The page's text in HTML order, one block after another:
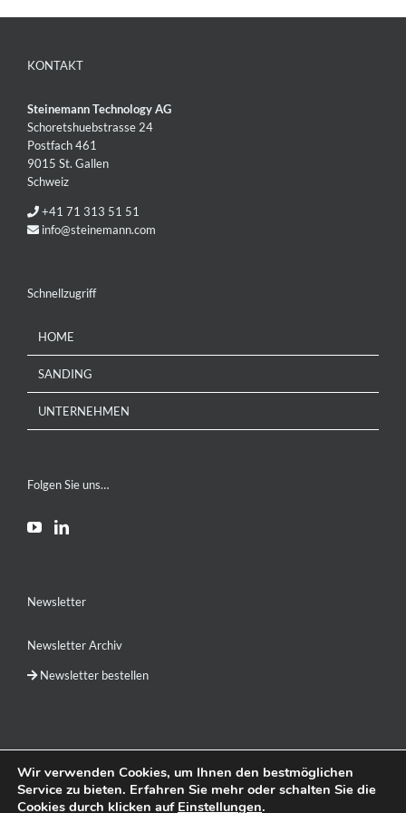
KONTAKT
Steinemann Technology AG
Schoretshuebstrasse 24
Postfach 461
9015 St. Gallen
Schweiz
+41 71 313 51 51
info@steinemann.com
Schnellzugriff
HOME
SANDING
UNTERNEHMEN
Folgen Sie uns…
Newsletter
Newsletter Archiv
Newsletter bestellen
EN RU
Wir verwenden Cookies, um Ihnen den bestmöglichen
Service zu bieten. Erfahren Sie mehr oder schalten Sie die
Cookies durch klicken auf Einstellungen.